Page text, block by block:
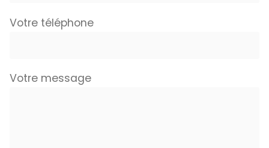
Votre téléphone
Votre message